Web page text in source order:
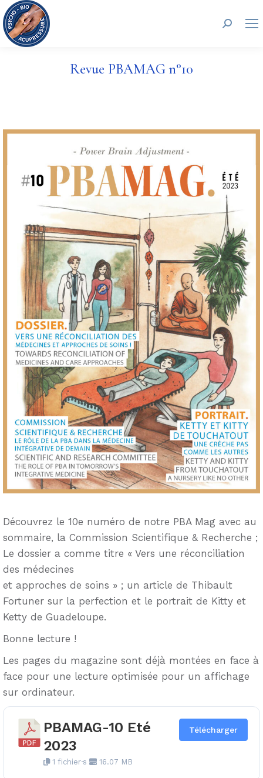
Revue PBAMAG n°10
Découvrez le 10e numéro de notre PBA Mag avec au
sommaire, la Commission Scientifique & Recherche ;
Le dossier a comme titre « Vers une réconciliation
des médecines
et approches de soins » ; un article de Thibault
Fortuner sur la perfection et le portrait de Kitty et
Ketty de Guadeloupe.
Bonne lecture !
Les pages du magazine sont déjà montées en face à
face pour une lecture optimisée pour un affichage
sur ordinateur.
PBAMAG-10 Eté
2023
1 fichier·s 16.07 MB
Télécharger